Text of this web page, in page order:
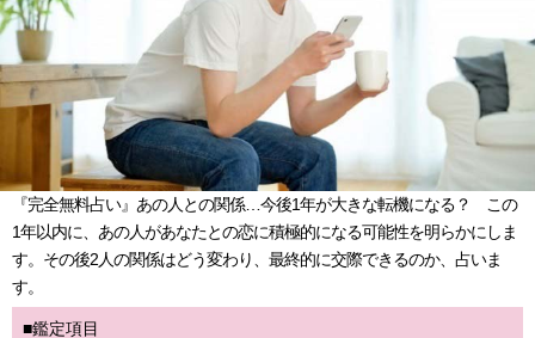
『完全無料占い』あの人との関係…今後1年が大きな転機になる？ この
1年以内に、あの人があなたとの恋に積極的になる可能性を明らかにしま
す。その後2人の関係はどう変わり、最終的に交際できるのか、占いま
す。
■鑑定項目